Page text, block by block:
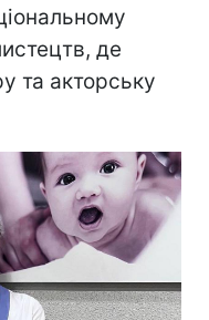
де
та акторську